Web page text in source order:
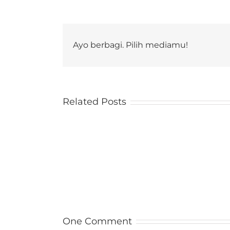
Ayo berbagi. Pilih mediamu!
Related Posts
One Comment